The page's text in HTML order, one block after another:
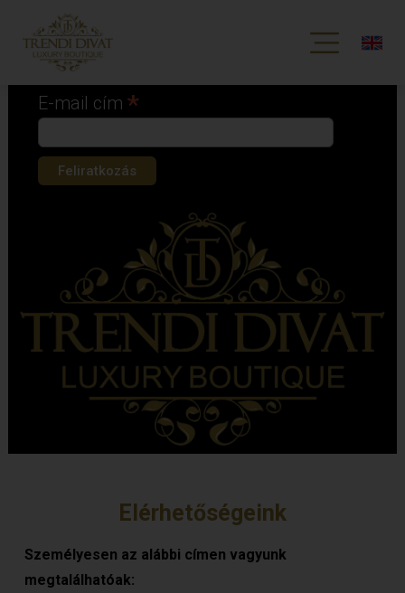
Iratkozz fel hírlevelünkre!
*
E-mail cím*
Elérhetőségeink
Személyesen az alábbi címen vagyunk
megtalálhatóak: